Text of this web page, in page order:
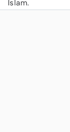
Islam.